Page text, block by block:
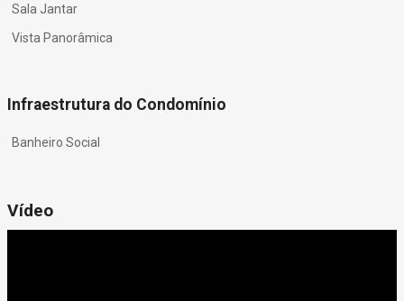
Sala Jantar
Vista Panorâmica
Infraestrutura do Condomínio
Banheiro Social
Vídeo